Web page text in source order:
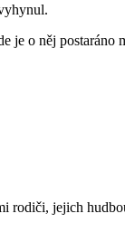
o něj
rodiči, jejich